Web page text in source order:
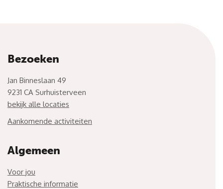
Bezoeken
Jan Binneslaan 49
9231 CA Surhuisterveen
bekijk alle locaties
Aankomende activiteiten
Algemeen
Voor jou
Praktische informatie